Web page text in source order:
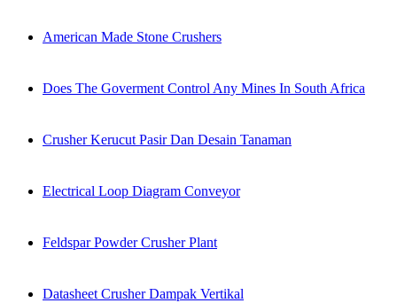
American Made Stone Crushers
Does The Goverment Control Any Mines In South Africa
Crusher Kerucut Pasir Dan Desain Tanaman
Electrical Loop Diagram Conveyor
Feldspar Powder Crusher Plant
Datasheet Crusher Dampak Vertikal